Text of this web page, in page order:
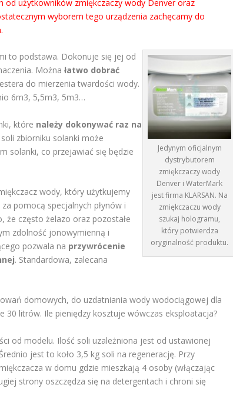
od użytkowników zmiękczaczy wody Denver oraz
wyborem tego urządzenia zachęcamy do
Jedynym oficjalnym
dystrybutorem
zmiękczaczy wody
Denver i WaterMark
jest firma KLARSAN. Na
zmiękczaczu wody
szukaj hologramu,
który potwierdza
oryginalność produktu.
to podstawa. Dokonuje się jej od
Możnałatwo dobrać
do mierzenia twardości wody.
6m3, 5,5m3, 5m3…
które należy dokonywać raz na
zbiorniku solanki może
solanki, co przejawiać się będzie
wody, który użytkujemy
pomocą specjalnych płynów i
że często żelazo oraz pozostałe
zdolność jonowymienną i
pozwala na przywrócenie
. Standardowa, zalecana
domowych, do uzdatniania wody wodociągowej dla
litrów. Ile pieniędzy kosztuje wówczas eksploatacja?
od modelu. Ilość soli uzależniona jest od ustawionej
jest to koło 3,5 kg soli na regenerację. Przy
w domu gdzie mieszkają 4 osoby (włączając
strony oszczędza się na detergentach i chroni się